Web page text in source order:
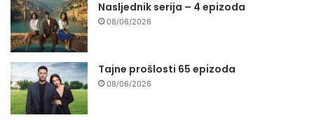
Nasljednik serija – 4 epizoda
08/06/2026
Tajne prošlosti 65 epizoda
08/06/2026